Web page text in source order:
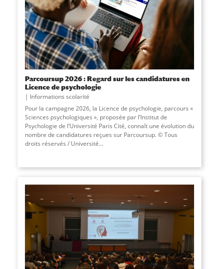
Parcoursup 2026 : Regard sur les candidatures en
Licence de psychologie
Informations scolarité
Pour la campagne 2026, la Licence de psychologie, parcours «
Sciences psychologiques », proposée par l’Institut de
Psychologie de l’Université Paris Cité, connaît une évolution du
nombre de candidatures reçues sur Parcoursup. © Tous
droits réservés / Université...